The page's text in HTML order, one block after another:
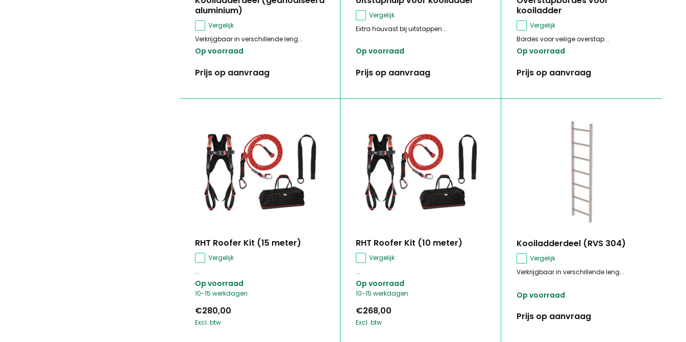
aluminium)
Vergelijk
Verkrijgbaar in verschillende leng...
Op voorraad
Prijs op aanvraag
Vergelijk
Extra houvast bij uitstappen...
Op voorraad
Prijs op aanvraag
kooiladder
Vergelijk
Bordes voor veilige overstap...
Op voorraad
Prijs op aanvraag
RHT Roofer Kit (15 meter)
Vergelijk
...
Op voorraad
10-15 werkdagen
€280,00
Excl. btw
RHT Roofer Kit (10 meter)
Vergelijk
...
Op voorraad
10-15 werkdagen
€268,00
Excl. btw
Kooiladderdeel (RVS 304)
Vergelijk
Verkrijgbaar in verschillende leng...
Op voorraad
Prijs op aanvraag